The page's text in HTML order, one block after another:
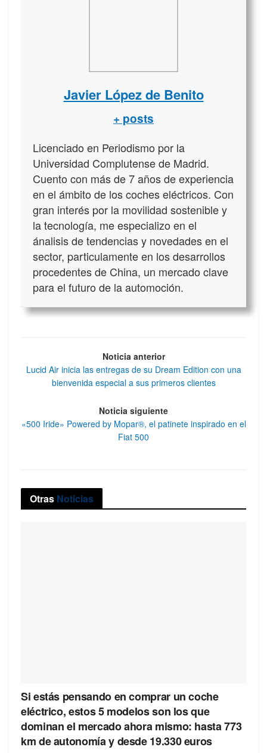
Javier López de Benito
+ posts
Licenciado en Periodismo por la
Universidad Complutense de Madrid.
Cuento con más de 7 años de experiencia
en el ámbito de los coches eléctricos. Con
gran interés por la movilidad sostenible y
la tecnología, me especializo en el
ánalisis de tendencias y novedades en el
sector, particulamente en los desarrollos
procedentes de China, un mercado clave
para el futuro de la automoción.
Noticia anterior
Lucid Air inicia las entregas de su Dream Edition con una
bienvenida especial a sus primeros clientes
Noticia siguiente
«500 Iride» Powered by Mopar®, el patinete inspirado en el
Fiat 500
Otras Noticias
Si estás pensando en comprar un coche
eléctrico, estos 5 modelos son los que
dominan el mercado ahora mismo: hasta 773
km de autonomía y desde 19.330 euros